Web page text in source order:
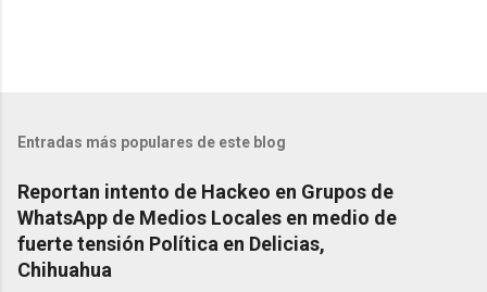
Entradas más populares de este blog
Reportan intento de Hackeo en Grupos de
WhatsApp de Medios Locales en medio de
fuerte tensión Política en Delicias,
Chihuahua